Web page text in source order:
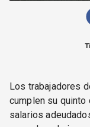
Los trabajadores
cumplen su quinto
salarios